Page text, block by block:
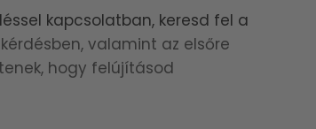
kapcsolatban, keresd fel a
valamint az elsőre
hogy felújításod